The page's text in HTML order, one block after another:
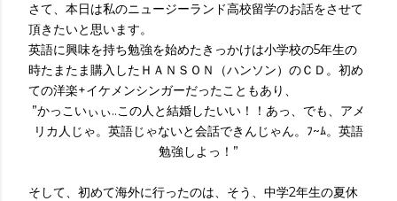
さて、本日は私のニュージーランド高校留学のお話をさせて
頂きたいと思います。
英語に興味を持ち勉強を始めたきっかけは小学校の5年生の
時たまたま購入したＨＡＮＳＯＮ（ハンソン）のＣＤ。初め
ての洋楽+イケメンシンガーだったこともあり、
”かっこいぃぃ..この人と結婚したいい！！あっ、でも、アメ
リカ人じゃ。英語じゃないと会話できんじゃん。ﾌ~ﾑ。英語
勉強しよっ！”
そして、初めて海外に行ったのは、そう、中学2年生の夏休